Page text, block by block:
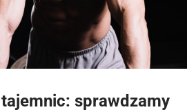
sprawdzamy